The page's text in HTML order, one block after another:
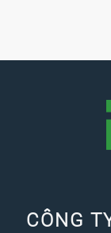
CÔNG